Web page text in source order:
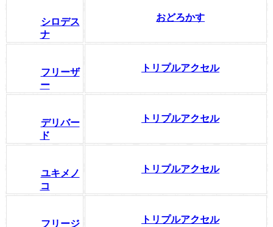
シロデス
ナ
おどろかす
フリーザ
ー
トリプルアクセル
デリバー
ド
トリプルアクセル
ユキメノ
コ
トリプルアクセル
フリージ トリプルアクセル